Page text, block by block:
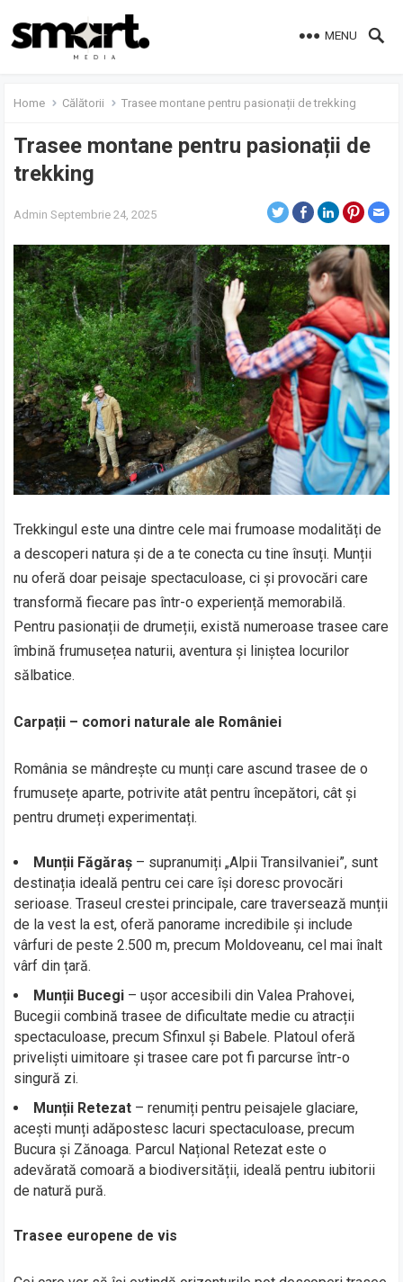
MENU
Home Călătorii Trasee montane pentru pasionații de trekking
Trasee montane pentru pasionații de
trekking
Admin Septembrie 24, 2025
Trekkingul este una dintre cele mai frumoase modalități de
a descoperi natura și de a te conecta cu tine însuți. Munții
nu oferă doar peisaje spectaculoase, ci și provocări care
transformă fiecare pas într-o experiență memorabilă.
Pentru pasionații de drumeții, există numeroase trasee care
îmbină frumusețea naturii, aventura și liniștea locurilor
sălbatice.
Carpații – comori naturale ale României
România se mândrește cu munți care ascund trasee de o
frumusețe aparte, potrivite atât pentru începători, cât și
pentru drumeți experimentați.
Munții Făgăraș – supranumiți „Alpii Transilvaniei”, sunt
destinația ideală pentru cei care își doresc provocări
serioase. Traseul crestei principale, care traversează munții
de la vest la est, oferă panorame incredibile și include
vârfuri de peste 2.500 m, precum Moldoveanu, cel mai înalt
vârf din țară.
Munții Bucegi – ușor accesibili din Valea Prahovei,
Bucegii combină trasee de dificultate medie cu atracții
spectaculoase, precum Sfinxul și Babele. Platoul oferă
priveliști uimitoare și trasee care pot fi parcurse într-o
singură zi.
Munții Retezat – renumiți pentru peisajele glaciare,
acești munți adăpostesc lacuri spectaculoase, precum
Bucura și Zănoaga. Parcul Național Retezat este o
adevărată comoară a biodiversității, ideală pentru iubitorii
de natură pură.
Trasee europene de vis